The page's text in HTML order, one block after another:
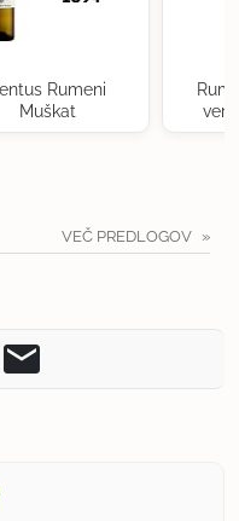
Rumeni
Muškat
VEČ PREDLOGOV